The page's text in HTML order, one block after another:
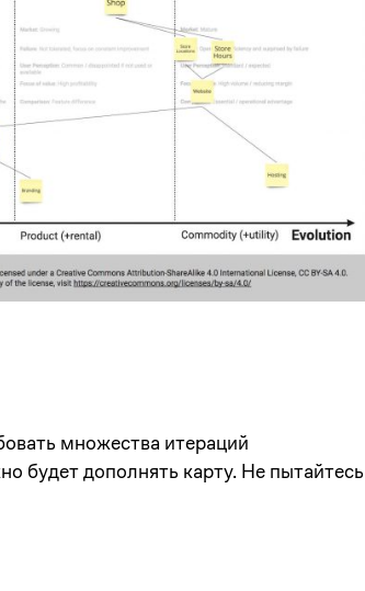
множества итераций
будет дополнять карту. Не пытайтесь